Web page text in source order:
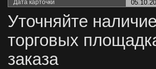
Дата карточки
Уточняйте
торговых
заказа